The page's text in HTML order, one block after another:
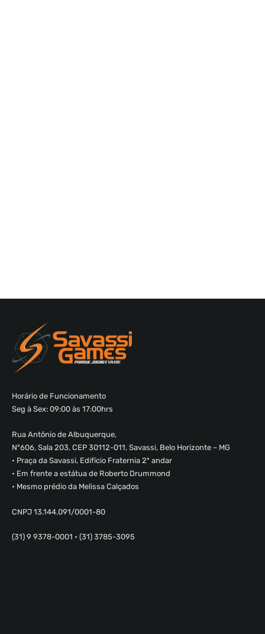
Horário de Funcionamento
Seg à Sex: 09:00 às 17:00hrs
Rua Antônio de Albuquerque,
Nº606, Sala 203, CEP 30112-011, Savassi, Belo Horizonte – MG
• Praça da Savassi, Edifício Fraternia 2º andar
• Em frente a estátua de Roberto Drummond
• Mesmo prédio da Melissa Calçados
CNPJ 13.144.091/0001-80
(31) 9 9378-0001 • (31) 3785-3095